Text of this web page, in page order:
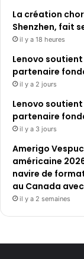
La création
Shenzhen, fait
il y a 18 heures
Lenovo soutient
partenaire
il y a 2 jours
Lenovo soutient
partenaire
il y a 3 jours
Amerigo
américaine
navire de
au Canada
il y a 2 semaines